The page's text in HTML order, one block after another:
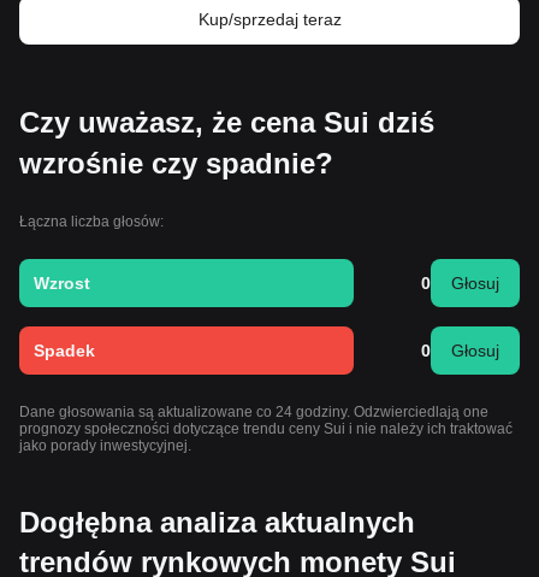
Kup/sprzedaj teraz
Czy uważasz, że cena Sui dziś
wzrośnie czy spadnie?
Łączna liczba głosów:
Wzrost 0 Głosuj
Spadek 0 Głosuj
Dane głosowania są aktualizowane co 24 godziny. Odzwierciedlają one
prognozy społeczności dotyczące trendu ceny Sui i nie należy ich traktować
jako porady inwestycyjnej.
Dogłębna analiza aktualnych
trendów rynkowych monety Sui